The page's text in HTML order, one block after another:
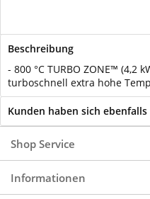
Beschreibung
- 800 °C TURBO ZONE™
turboschnell extra hohe
Kunden haben sich ebenfalls
Shop Service
Informationen